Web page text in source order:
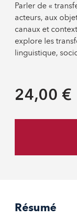
Parler de «
acteurs, aux
canaux et
explore les
linguistique,
24,00 €
Résumé